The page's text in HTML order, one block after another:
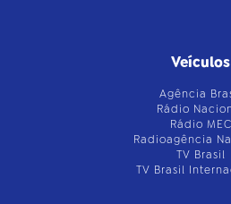
Veículos
Agência
Rádio
Rádio MEC
Radioagência
TV Brasil
TV Brasil